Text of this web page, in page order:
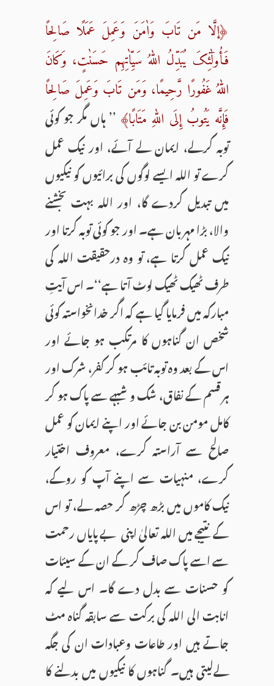
﴿إلَّا مَن تَابَ وَاٰمَنَ وَعَمِلَ عَمَلًا صَالِحًا
فَأُولٰٓئِکَ یُبَدِّلُ اللّٰهُ سَیِّاٰتِهِم حَسَنٰتٍ، وَکَانَ
اللّٰهُ غَفُورًا رَّحِیمًا، وَمَن تَابَ وَعَمِلَ صَالِحًا
فَإِنَّه یَتُوبُ إِلَی اللّٰهِ مَتَابًا﴾ ’’ ہاں مگر جو کوئی
توبہ کرلے، ایمان لے آئے، اور نیک عمل
کرے تو اللہ ایسے لوگوں کی برائیوں کو نیکیوں
میں تبدیل کردے گا، اور اللہ بہت بخشنے
والا، بڑا مہربان ہے۔ اور جو کوئی توبہ کرتا اور
نیک عمل کرتا ہے، تو وہ درحقیقت اللہ کی
طرف ٹھیک ٹھیک لوٹ آتا ہے‘‘۔ اس آیتِ
مبارکہ میں فرمایا گیا ہے کہ اگر خدانخواستہ کوئی
شخص ان گناہوں کا مرتکب ہو جائے اور
اس کے بعد وہ توبہ تائب ہو کر کفر، شرک اور
ہر قسم کے نفاق، شک و شبہے سے پاک ہو کر
کامل مومن بن جائے اور اپنے ایمان کو عمل
صالح سے آراستہ کرے، معروف اختیار
کرے، منہیات سے اپنے آپ کو روکے،
نیک کاموں میں بڑھ چڑھ کر حصہ لے، تو اس
کے نتیجے میں اللہ تعالیٰ اپنی بے پایاں رحمت
سے اسے پاک صاف کر کے ان کے سیئات
کو حسنات سے بدل دے گا۔ اس لیے کہ
انابت الی اللہ کی برکت سے سابقہ گناہ مٹ
جاتے ہیں اور طاعات وعبادات ان کی جگہ
لےلیتی ہیں۔ گناہوں کا نیکیوں میں بدلنے کا